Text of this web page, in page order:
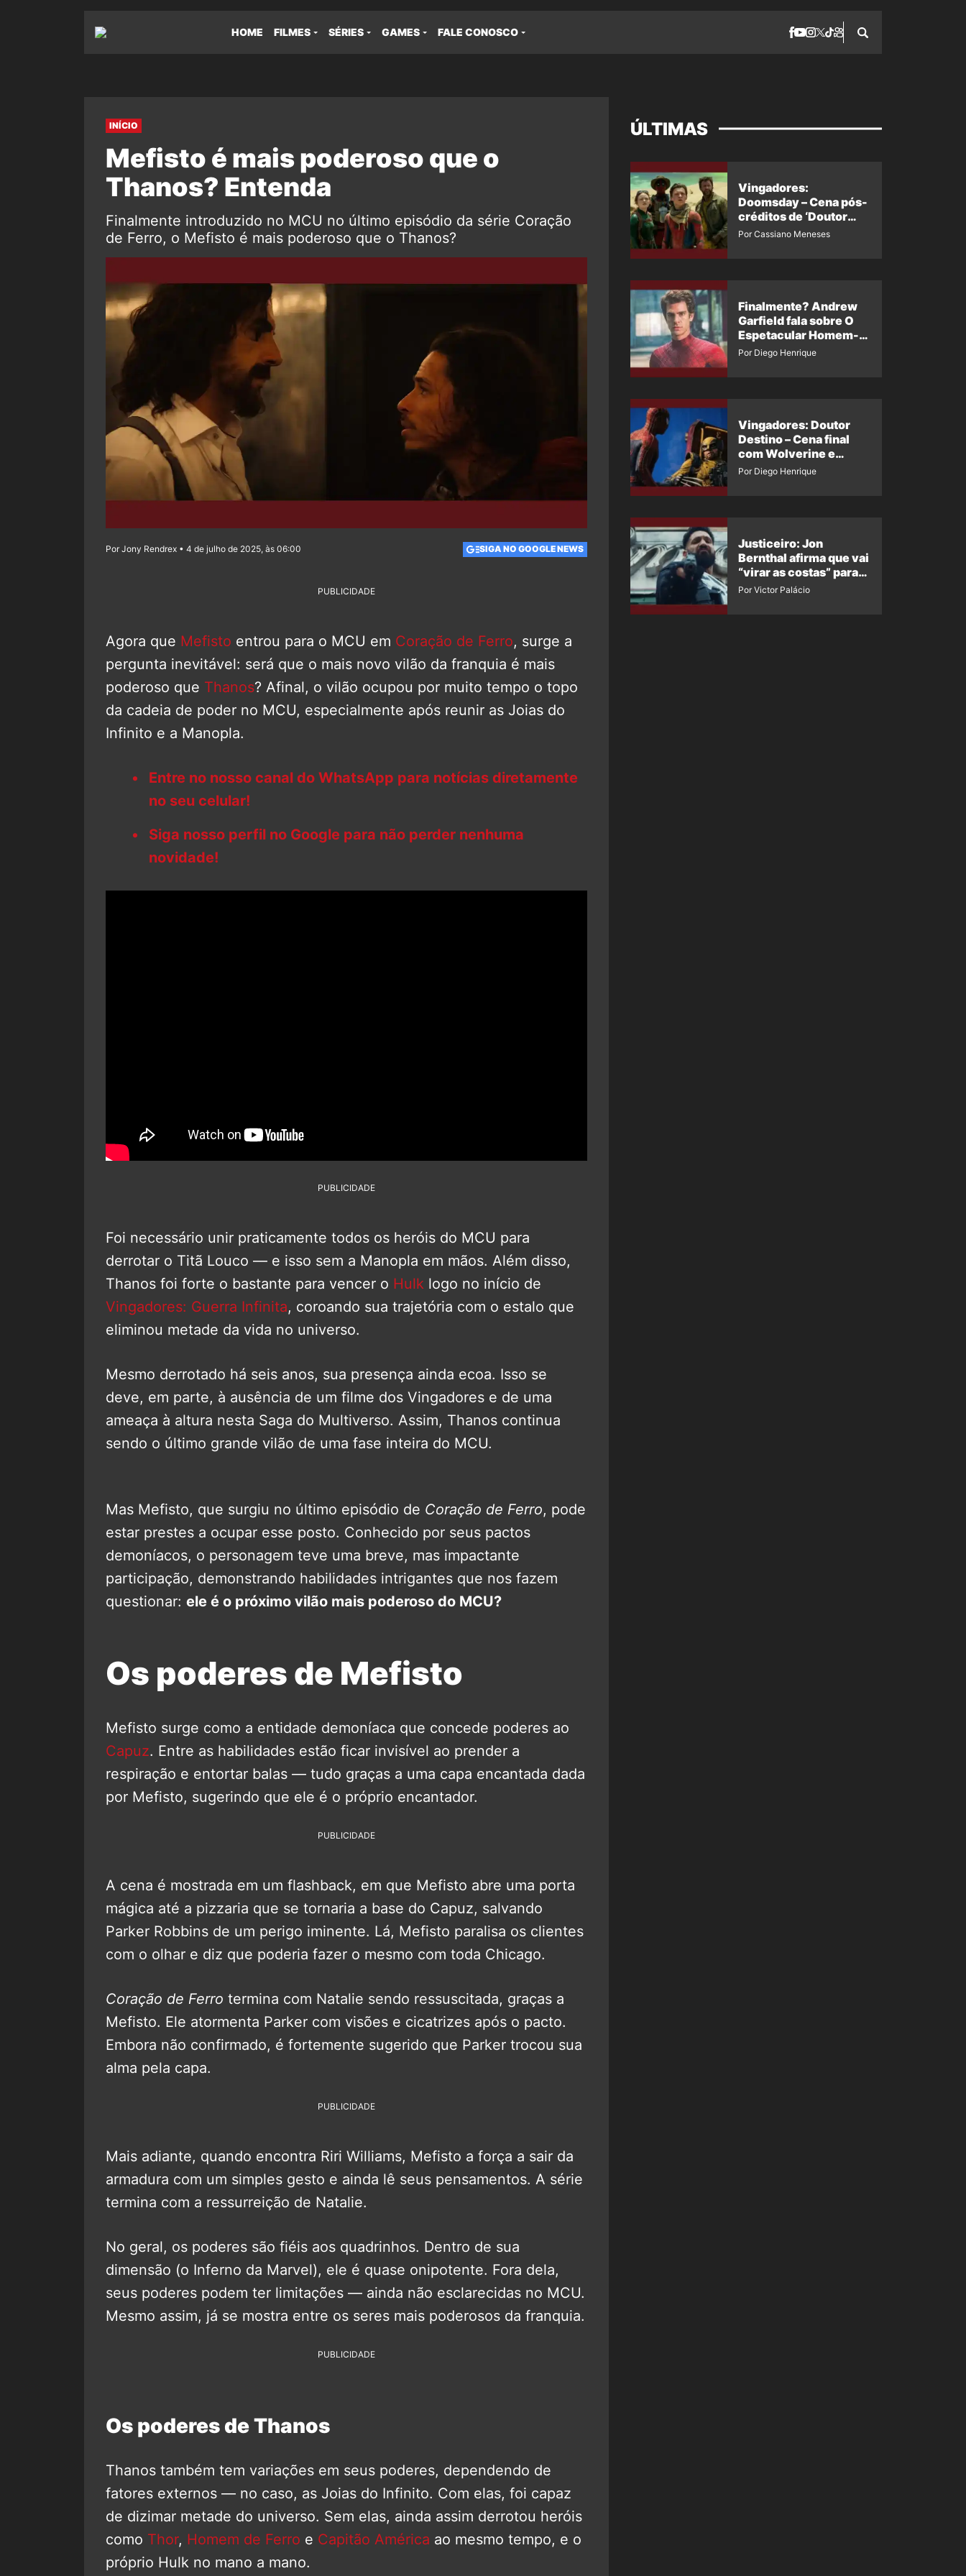
HOME FILMES SÉRIES GAMES FALE CONOSCO
INÍCIO
Mefisto é mais poderoso que o
Thanos? Entenda
Finalmente introduzido no MCU no último episódio da série Coração
de Ferro, o Mefisto é mais poderoso que o Thanos?
Por Jony Rendrex • 4 de julho de 2025, às 06:00 SIGA NO GOOGLE NEWS
PUBLICIDADE
Agora que Mefisto entrou para o MCU em Coração de Ferro, surge a
pergunta inevitável: será que o mais novo vilão da franquia é mais
poderoso que Thanos? Afinal, o vilão ocupou por muito tempo o topo
da cadeia de poder no MCU, especialmente após reunir as Joias do
Infinito e a Manopla.
Entre no nosso canal do WhatsApp para notícias diretamente
no seu celular!
Siga nosso perfil no Google para não perder nenhuma
novidade!
PUBLICIDADE
Foi necessário unir praticamente todos os heróis do MCU para
derrotar o Titã Louco — e isso sem a Manopla em mãos. Além disso,
Thanos foi forte o bastante para vencer o Hulk logo no início de
Vingadores: Guerra Infinita, coroando sua trajetória com o estalo que
eliminou metade da vida no universo.
Mesmo derrotado há seis anos, sua presença ainda ecoa. Isso se
deve, em parte, à ausência de um filme dos Vingadores e de uma
ameaça à altura nesta Saga do Multiverso. Assim, Thanos continua
sendo o último grande vilão de uma fase inteira do MCU.
Mas Mefisto, que surgiu no último episódio de Coração de Ferro, pode
estar prestes a ocupar esse posto. Conhecido por seus pactos
demoníacos, o personagem teve uma breve, mas impactante
participação, demonstrando habilidades intrigantes que nos fazem
questionar: ele é o próximo vilão mais poderoso do MCU?
Os poderes de Mefisto
Mefisto surge como a entidade demoníaca que concede poderes ao
Capuz. Entre as habilidades estão ficar invisível ao prender a
respiração e entortar balas — tudo graças a uma capa encantada dada
por Mefisto, sugerindo que ele é o próprio encantador.
PUBLICIDADE
A cena é mostrada em um flashback, em que Mefisto abre uma porta
mágica até a pizzaria que se tornaria a base do Capuz, salvando
Parker Robbins de um perigo iminente. Lá, Mefisto paralisa os clientes
com o olhar e diz que poderia fazer o mesmo com toda Chicago.
Coração de Ferro termina com Natalie sendo ressuscitada, graças a
Mefisto. Ele atormenta Parker com visões e cicatrizes após o pacto.
Embora não confirmado, é fortemente sugerido que Parker trocou sua
alma pela capa.
PUBLICIDADE
Mais adiante, quando encontra Riri Williams, Mefisto a força a sair da
armadura com um simples gesto e ainda lê seus pensamentos. A série
termina com a ressurreição de Natalie.
No geral, os poderes são fiéis aos quadrinhos. Dentro de sua
dimensão (o Inferno da Marvel), ele é quase onipotente. Fora dela,
seus poderes podem ter limitações — ainda não esclarecidas no MCU.
Mesmo assim, já se mostra entre os seres mais poderosos da franquia.
PUBLICIDADE
Os poderes de Thanos
Thanos também tem variações em seus poderes, dependendo de
fatores externos — no caso, as Joias do Infinito. Com elas, foi capaz
de dizimar metade do universo. Sem elas, ainda assim derrotou heróis
como Thor, Homem de Ferro e Capitão América ao mesmo tempo, e o
próprio Hulk no mano a mano.
ÚLTIMAS
Vingadores:
Doomsday – Cena pós-
créditos de ‘Doutor
Destino’ é revelada
Por Cassiano Meneses
Finalmente? Andrew
Garfield fala sobre O
Espetacular Homem-
Aranha 3
Por Diego Henrique
Vingadores: Doutor
Destino – Cena final
com Wolverine e
Homem-Aranha de
Por Diego Henrique
Justiceiro: Jon
Bernthal afirma que vai
“virar as costas” para
os fãs
Por Victor Palácio